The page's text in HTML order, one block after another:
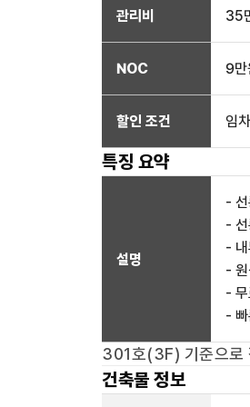
관리비 35
NOC 9만
할인 조건 임
특징 요약
설명
- 선
-
-
- 원
-
-
301호(3F) 기준으로
건축물 정보